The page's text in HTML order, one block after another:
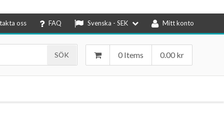
oss FAQ Svenska - SEK Mitt konto
0 Items 0.00 kr